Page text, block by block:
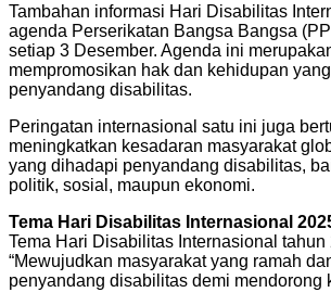
Tambahan informasi Hari Disabilitas
agenda Perserikatan Bangsa Bangsa
setiap 3 Desember. Agenda ini
mempromosikan hak dan kehidupan
penyandang disabilitas.
Peringatan internasional satu ini juga
meningkatkan kesadaran masyarakat
yang dihadapi penyandang disabilitas,
politik, sosial, maupun ekonomi.
Tema Hari Disabilitas Internasional
Tema Hari Disabilitas Internasional tahun
“Mewujudkan masyarakat yang ramah
penyandang disabilitas demi mendorong